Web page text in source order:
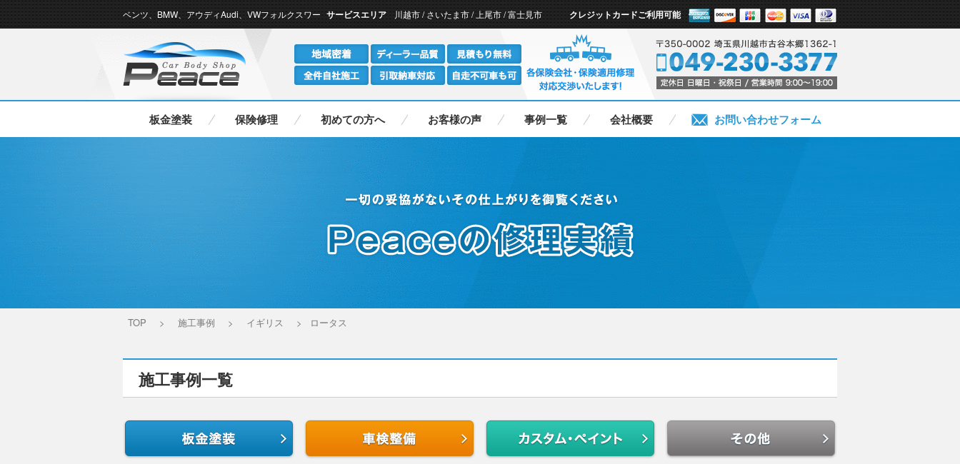
ベンツ、BMW、アウディAudi、VWフォルクスワー
ゲンなどの輸入車の板金修理なら
サービスエリア 川越市 / さいたま市 / 上尾市 / 富士見市 クレジットカードご利用可能
板金塗装 保険修理 初めての方へ お客様の声 事例一覧 会社概要 お問い合わせフォーム
TOP > 施工事例 > イギリス > ロータス
施工事例一覧